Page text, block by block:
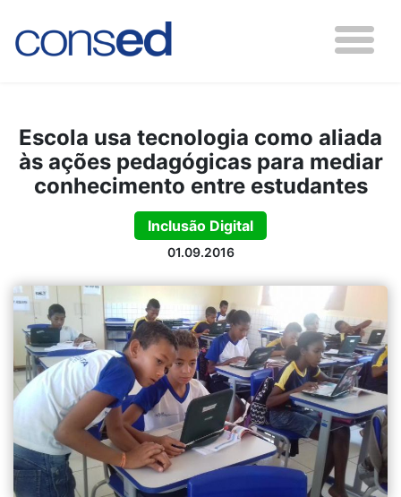
Escola usa tecnologia como aliada
às ações pedagógicas para mediar
conhecimento entre estudantes
Inclusão Digital
01.09.2016